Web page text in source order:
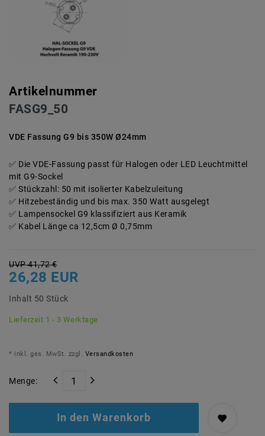
Artikelnummer
FASG9_50
VDE Fassung G9 bis 350W Ø24mm
Die VDE-Fassung passt für Halogen oder LED Leuchtmittel
mit G9-Sockel
Stückzahl: 50 mit isolierter Kabelzuleitung
Hitzebeständig und bis max. 350 Watt ausgelegt
Lampensockel G9 klassifiziert aus Keramik
Kabel Länge ca 12,5cm Ø 0,75mm
UVP 41,72 €
26,28 EUR
Inhalt 50 Stück
Lieferzeit 1 - 3 Werktage
* inkl. ges. MwSt. zzgl. Versandkosten
Menge:
In den Warenkorb